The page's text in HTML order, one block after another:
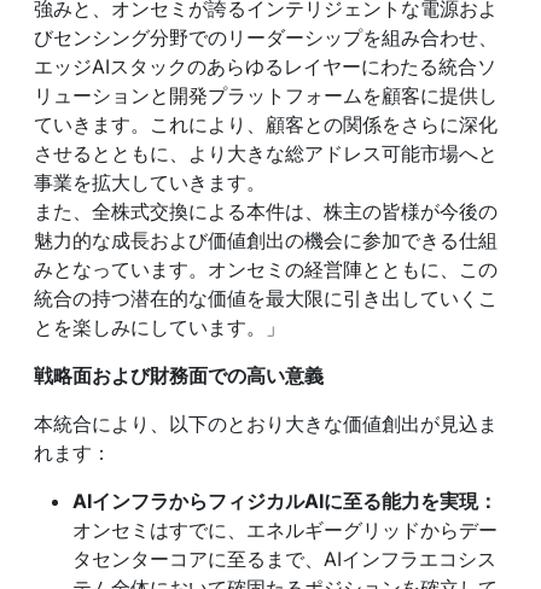
強みと、オンセミが誇るインテリジェントな電源およ
びセンシング分野でのリーダーシップを組み合わせ、
エッジAIスタックのあらゆるレイヤーにわたる統合ソ
リューションと開発プラットフォームを顧客に提供し
ていきます。これにより、顧客との関係をさらに深化
させるとともに、より大きな総アドレス可能市場へと
事業を拡大していきます。
また、全株式交換による本件は、株主の皆様が今後の
魅力的な成長および価値創出の機会に参加できる仕組
みとなっています。オンセミの経営陣とともに、この
統合の持つ潜在的な価値を最大限に引き出していくこ
とを楽しみにしています。」
戦略面および財務面での高い意義
本統合により、以下のとおり大きな価値創出が見込ま
れます：
AIインフラからフィジカルAIに至る能力を実現：
オンセミはすでに、エネルギーグリッドからデー
タセンターコアに至るまで、AIインフラエコシス